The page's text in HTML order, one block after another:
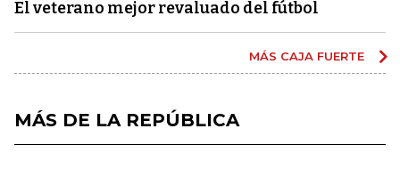
El veterano mejor revaluado del fútbol
MÁS CAJA FUERTE
MÁS DE LA REPÚBLICA